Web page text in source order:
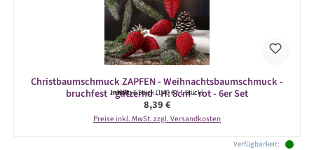
Christbaumschmuck ZAPFEN - Weihnachtsbaumschmuck -
bruchfest - glitzernd - H: 8cm - rot - 6er Set
Inhalt:6 Stück(1,40 € / 1 Stück)
Regulärer Preis:
8,39 €
Preise inkl. MwSt. zzgl. Versandkosten
Verfügbarkeit: